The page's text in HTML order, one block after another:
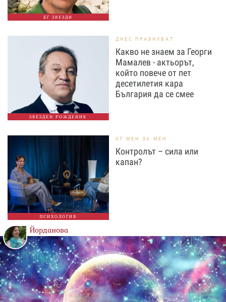
БГ ЗВЕЗДИ
ЗВЕЗДЕН РОЖДЕНИК
ДНЕС ПРАЗНУВАТ
Какво не знаем за Георги
Мамалев - актьорът,
който повече от пет
десетилетия кара
България да се смее
ПСИХОЛОГИЯ
ОТ МЕН ЗА МЕН
Контролът – сила или
капан?
Йорданова